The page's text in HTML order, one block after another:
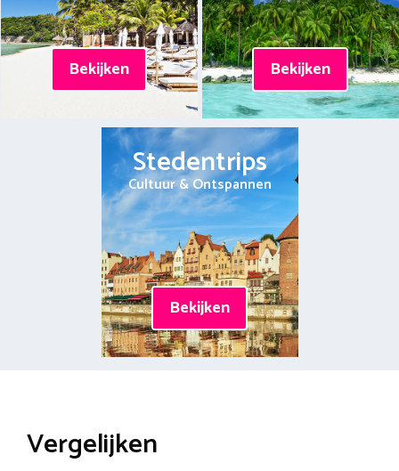
Bekijken Bekijken
Stedentrips
Cultuur & Ontspannen
Bekijken
Vergelijken